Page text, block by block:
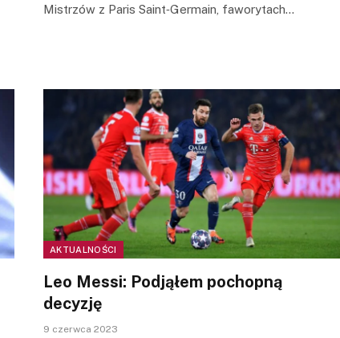
Mistrzów z Paris Saint‑Germain, faworytach…
AKTUALNOŚCI
Leo Messi: Podjąłem pochopną
decyzję
9 czerwca 2023